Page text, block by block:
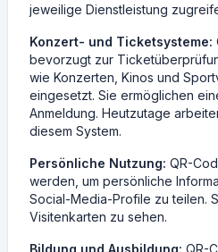
jeweilige Dienstleistung
Konzert- und Ticketsysteme:
bevorzugt zur
wie Konzerten, Kinos und
eingesetzt. Sie ermöglichen
Anmeldung. Heutzutage
diesem System.
Persönliche Nutzung: QR-
werden, um persönliche
Social-Media-Profile zu teilen.
Visitenkarten zu sehen.
Bildung und Ausbildung: QR-